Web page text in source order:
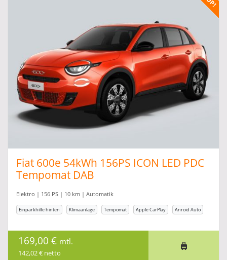
Fiat 600e 54kWh 156PS ICON LED PDC
Tempomat DAB
Elektro | 156 PS | 10 km | Automatik
Einparkhilfe hinten Klimaanlage Tempomat Apple CarPlay Anroid Auto
169,00 € mtl.
142,02 € netto